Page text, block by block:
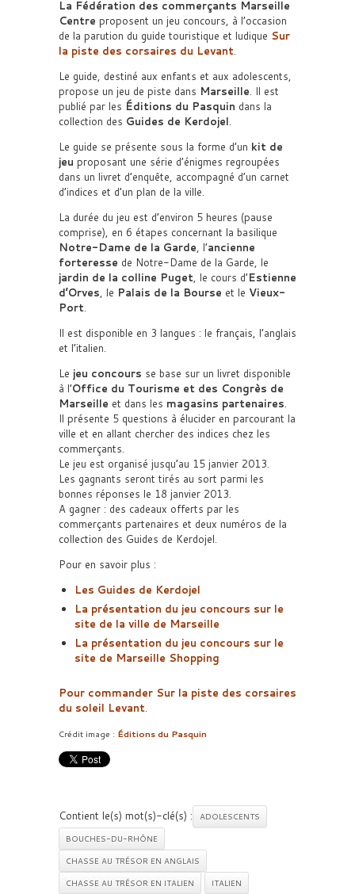
La Fédération des commerçants Marseille
Centre proposent un jeu concours, à l’occasion
de la parution du guide touristique et ludique Sur
la piste des corsaires du Levant.
Le guide, destiné aux enfants et aux adolescents,
propose un jeu de piste dans Marseille. Il est
publié par les Éditions du Pasquin dans la
collection des Guides de Kerdojel.
Le guide se présente sous la forme d’un kit de
jeu proposant une série d’énigmes regroupées
dans un livret d’enquête, accompagné d’un carnet
d’indices et d’un plan de la ville.
La durée du jeu est d’environ 5 heures (pause
comprise), en 6 étapes concernant la basilique
Notre-Dame de la Garde, l’ancienne
forteresse de Notre-Dame de la Garde, le
jardin de la colline Puget, le cours d’Estienne
d’Orves, le Palais de la Bourse et le Vieux-
Port.
Il est disponible en 3 langues : le français, l’anglais
et l’italien.
Le jeu concours se base sur un livret disponible
à l’Office du Tourisme et des Congrès de
Marseille et dans les magasins partenaires.
Il présente 5 questions à élucider en parcourant la
ville et en allant chercher des indices chez les
commerçants.
Le jeu est organisé jusqu’au 15 janvier 2013.
Les gagnants seront tirés au sort parmi les
bonnes réponses le 18 janvier 2013.
A gagner : des cadeaux offerts par les
commerçants partenaires et deux numéros de la
collection des Guides de Kerdojel.
Pour en savoir plus :
Les Guides de Kerdojel
La présentation du jeu concours sur le
site de la ville de Marseille
La présentation du jeu concours sur le
site de Marseille Shopping
Pour commander Sur la piste des corsaires
du soleil Levant.
Crédit image : Éditions du Pasquin
Contient le(s) mot(s)-clé(s) :
ADOLESCENTS
BOUCHES-DU-RHÔNE
CHASSE AU TRÉSOR EN ANGLAIS
CHASSE AU TRÉSOR EN ITALIEN
ITALIEN